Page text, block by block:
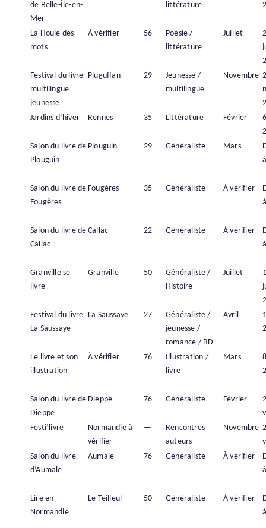
de Belle-Île-en-
Mer
littérature
La Houle des
mots
À vérifier 56
Poésie /
littérature
Juillet
Festival du livre
multilingue
jeunesse
Pluguffan 29
Jeunesse /
multilingue
Novembre
Jardins d’hiver
Rennes 35 Littérature Février
Salon du livre de
Plouguin
Plouguin 29 Généraliste Mars
Salon du livre de
Fougères
Fougères 35 Généraliste À vérifier
Salon du livre de
Callac
Callac 22 Généraliste À vérifier
Granville se
livre
Granville 50
Généraliste /
Histoire
Juillet
Festival du livre
La Saussaye
La Saussaye 27
Généraliste /
jeunesse /
romance / BD
Avril
Le livre et son
illustration
À vérifier 76
Illustration /
livre
Mars
Salon du livre de
Dieppe
Dieppe 76 Généraliste Février
Festi’livre
Normandie à
vérifier
—
Rencontres
auteurs
Novembre
Salon du livre
d’Aumale
Aumale 76 Généraliste À vérifier
Lire en
Normandie
Le Teilleul 50 Généraliste À vérifier